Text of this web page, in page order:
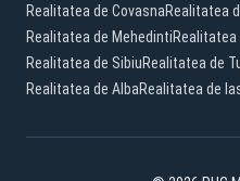
Realitatea de CovasnaRealitatea
Realitatea de MehedintiRealitatea
Realitatea de SibiuRealitatea de
Realitatea de AlbaRealitatea de